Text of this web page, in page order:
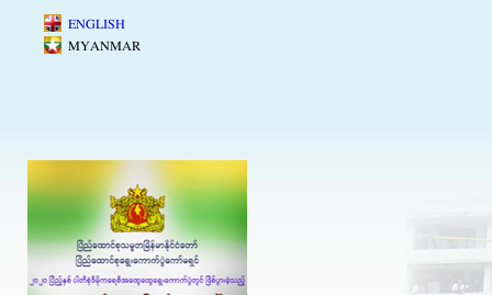
Skip to main content
ENGLISH
MYANMAR